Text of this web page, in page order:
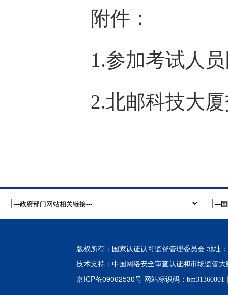
附件：
1.参加考试人
2.北邮科技大
版权所有：国家认证认可监督管理委员会 地址
技术支持： 中国网络安全审查认证和市场监管
京ICP备09062530号 网站标识码：bm31360001